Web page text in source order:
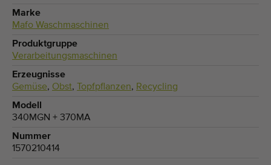
Marke
Mafo Waschmaschinen
Produktgruppe
Verarbeitungsmaschinen
Erzeugnisse
Gemüse, Obst, Topfpflanzen, Recycling
Modell
340MGN + 370MA
Nummer
1570210414